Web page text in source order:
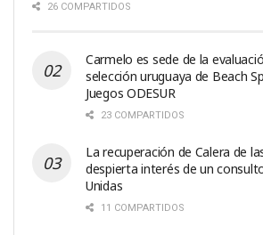
26 COMPARTIDOS
Carmelo es sede de la
selección uruguaya de Beach
Juegos ODESUR
23 COMPARTIDOS
La recuperación de Calera de
despierta interés de un
Unidas
11 COMPARTIDOS